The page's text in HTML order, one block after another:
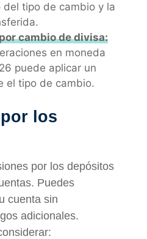
del tipo de cambio y la
cambio de divisa:
en moneda
puede aplicar un
el tipo de cambio.
los
por los depósitos
Puedes
cuenta sin
adicionales.